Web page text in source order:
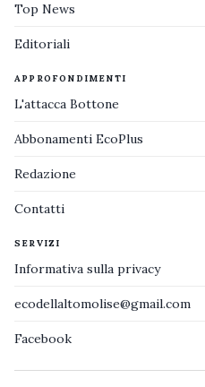
Top News
Editoriali
APPROFONDIMENTI
L'attacca Bottone
Abbonamenti EcoPlus
Redazione
Contatti
SERVIZI
Informativa sulla privacy
ecodellaltomolise@gmail.com
Facebook